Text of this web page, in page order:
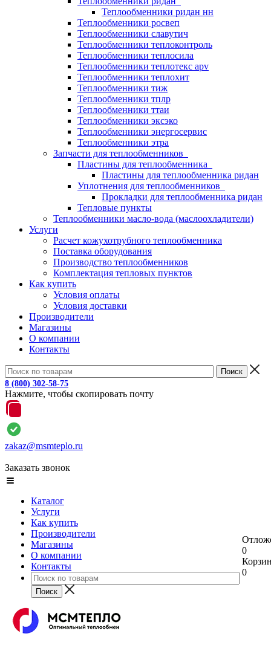
Теплообменники ридан нн
Теплообменники росвеп
Теплообменники славутич
Теплообменники теплоконтроль
Теплообменники теплосила
Теплообменники теплотекс apv
Теплообменники теплохит
Теплообменники тиж
Теплообменники тплр
Теплообменники ттаи
Теплообменники эксэко
Теплообменники энергосервис
Теплообменники этра
Запчасти для теплообменников
Пластины для теплообменника
Пластины для теплообменника ридан
Уплотнения для теплообменников
Прокладки для теплообменника ридан
Тепловые пункты
Теплообменники масло-вода (маслоохладители)
Услуги
Расчет кожухотрубного теплообменника
Поставка оборудования
Производство теплообменников
Комплектация тепловых пунктов
Как купить
Условия оплаты
Условия доставки
Производители
Магазины
О компании
Контакты
8 (800) 302-58-75
Нажмите, чтобы скопировать почту
zakaz@msmteplo.ru
Заказать звонок
Каталог
Услуги
Как купить
Производители
Магазины
О компании
Контакты
0
0